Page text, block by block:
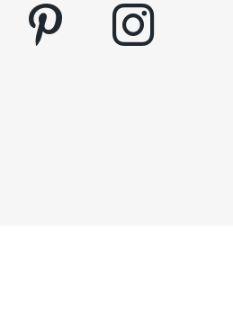
pinterest instagram